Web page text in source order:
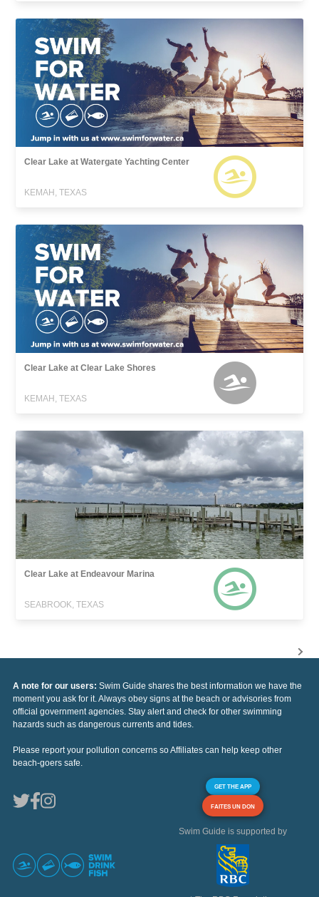
Clear Lake at Watergate Yachting Center
KEMAH, TEXAS
Clear Lake at Clear Lake Shores
KEMAH, TEXAS
Clear Lake at Endeavour Marina
SEABROOK, TEXAS
A note for our users: Swim Guide shares the best information we have the
moment you ask for it. Always obey signs at the beach or advisories from
official government agencies. Stay alert and check for other swimming
hazards such as dangerous currents and tides.
Please report your pollution concerns so Affiliates can help keep other
beach-goers safe.
GET THE APP
FAITES UN DON
Swim Guide is supported by